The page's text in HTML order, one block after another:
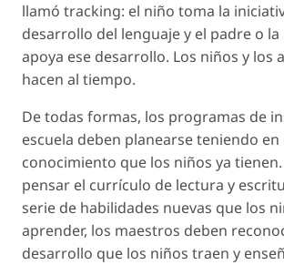
llamó tracking: el niño toma la
desarrollo del lenguaje y el padre o
apoya ese desarrollo. Los niños y los
hacen al tiempo.
De todas formas, los programas de
escuela deben planearse teniendo en
conocimiento que los niños ya
pensar el currículo de lectura y
serie de habilidades nuevas que los
aprender, los maestros deben
desarrollo que los niños traen y